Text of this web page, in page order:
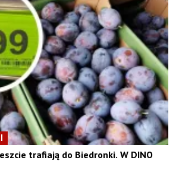
trafiają do Biedronki. W DINO